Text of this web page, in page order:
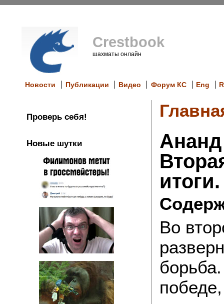
Crestbook
шахматы онлайн
Новости Публикации Видео Форум КС Eng
Проверь себя!
Новые шутки
итоги.
Во